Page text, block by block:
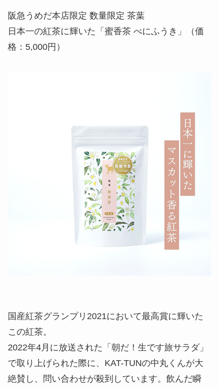
阪急うめだ本店限定 数量限定 茶葉
日本一の紅茶に輝いた「蜜香茶 べにふうき」（価
格：5,000円）
国産紅茶グランプリ2021において最高賞に輝いた
この紅茶。
2022年4月に放送された「朝だ！生です旅サラダ」
で取り上げられた際に、KAT-TUNの中丸くんが大
絶賛し、問い合わせが殺到しています。飲んだ瞬